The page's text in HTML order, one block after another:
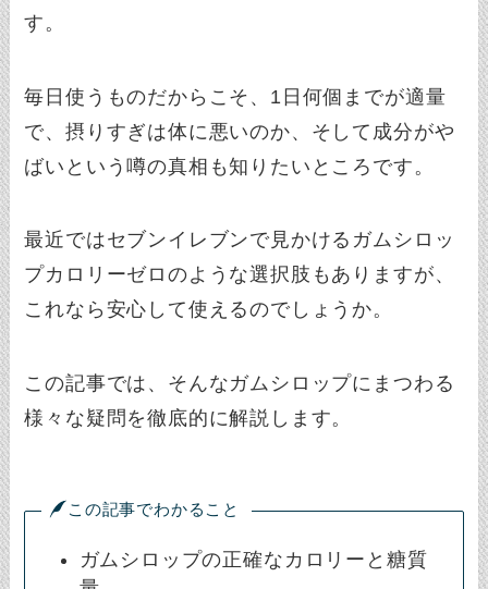
す。
毎日使うものだからこそ、1日何個までが適量
で、摂りすぎは体に悪いのか、そして成分がや
ばいという噂の真相も知りたいところです。
最近ではセブンイレブンで見かけるガムシロッ
プカロリーゼロのような選択肢もありますが、
これなら安心して使えるのでしょうか。
この記事では、そんなガムシロップにまつわる
様々な疑問を徹底的に解説します。
この記事でわかること
ガムシロップの正確なカロリーと糖質